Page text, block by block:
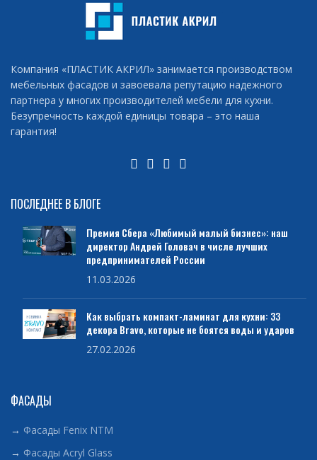
Компания «ПЛАСТИК АКРИЛ» занимается производством
мебельных фасадов и завоевала репутацию надежного
партнера у многих производителей мебели для кухни.
Безупречность каждой единицы товара – это наша
гарантия!
ПОСЛЕДНЕЕ В БЛОГЕ
Премия Сбера «Любимый малый бизнес»: наш
директор Андрей Головач в числе лучших
предпринимателей России
11.03.2026
Как выбрать компакт-ламинат для кухни: 33
декора Bravo, которые не боятся воды и ударов
27.02.2026
ФАСАДЫ
→ Фасады Fenix NTM
→ Фасады Acryl Glass